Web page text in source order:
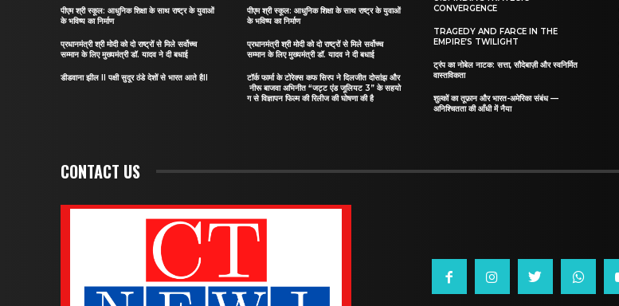
पीएम श्री स्कूल: आधुनिक शिक्षा के साथ राष्ट्र के युवाओं
के भविष्य का निर्माण
प्रधानमंत्री श्री मोदी को दो राष्ट्रों से मिले सर्वोच्च
सम्मान के लिए मुख्यमंत्री डॉ. यादव ने दी बधाई
डीडवाना झील II पक्षी सुदूर ठंडे देशों से भारत आते हैII
पीएम श्री स्कूल: आधुनिक शिक्षा के साथ राष्ट्र के युवाओं
के भविष्य का निर्माण
प्रधानमंत्री श्री मोदी को दो राष्ट्रों से मिले सर्वोच्च
सम्मान के लिए मुख्यमंत्री डॉ. यादव ने दी बधाई
टॉर्क फार्मा के टोरेक्स कफ सिरप ने दिलजीत दोसांझ और
नीरू बाजवा अभिनीत “जट्ट एंड जूलियट 3” के सहयो
ग से विज्ञापन फिल्म की रिलीज की घोषणा की है
CONVERGENCE
TRAGEDY AND FARCE IN THE
EMPIRE’S TWILIGHT
ट्रंप का नोबेल नाटक: सत्ता, सौदेबाज़ी और स्वनिर्मित
वास्तविकता
शुल्कों का तूफ़ान और भारत-अमेरिका संबंध —
अनिश्चितता की आँधी में नैया
CONTACT US